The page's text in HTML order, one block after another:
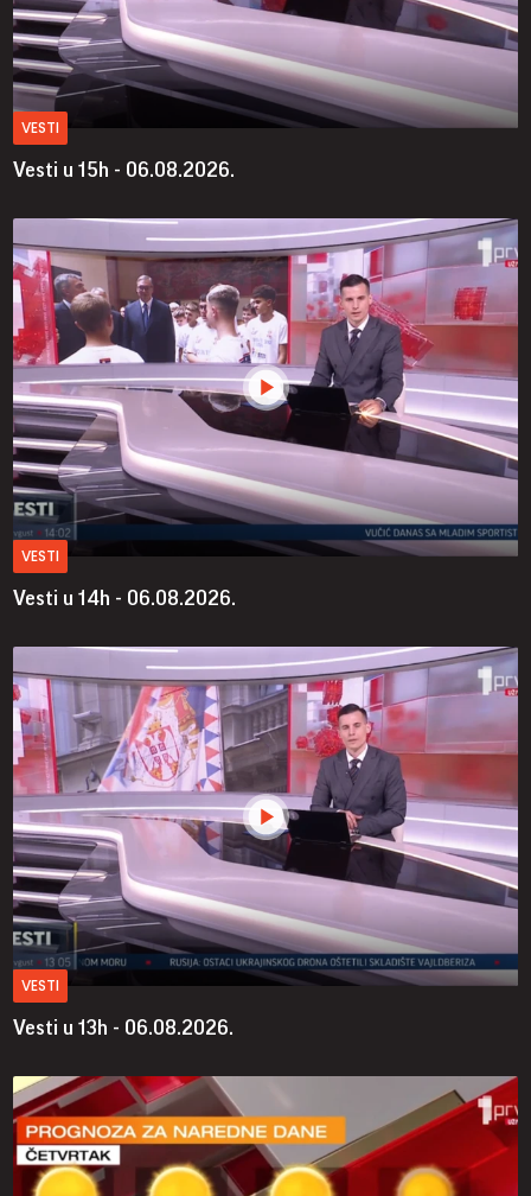
VESTI
Vesti u 15h - 06.08.2026.
VESTI
Vesti u 14h - 06.08.2026.
VESTI
Vesti u 13h - 06.08.2026.